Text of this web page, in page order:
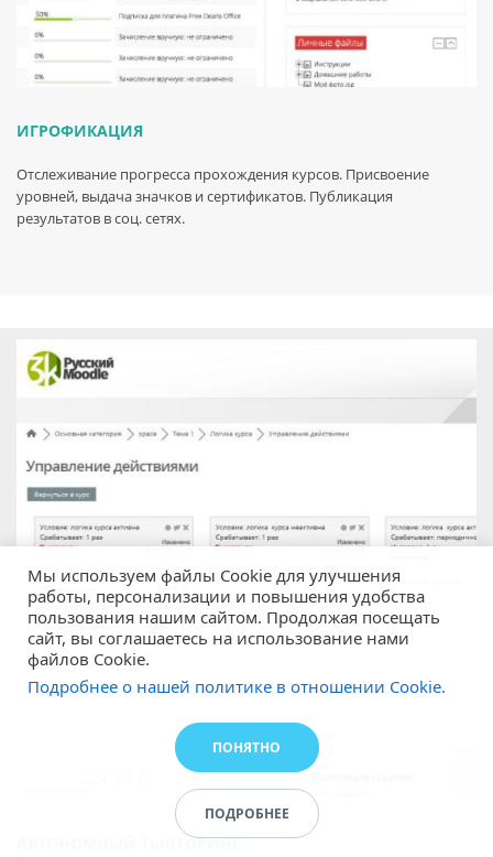
ИГРОФИКАЦИЯ
Отслеживание прогресса прохождения курсов. Присвоение
уровней, выдача значков и сертификатов. Публикация
результатов в соц. сетях.
АВТОНОМНЫЙ ТЬЮТОРИНГ
Мы используем файлы Cookie для улучшения
работы, персонализации и повышения удобства
пользования нашим сайтом. Продолжая посещать
сайт, вы соглашаетесь на использование нами
файлов Cookie.
Подробнее о нашей политике в отношении Cookie.
ПОНЯТНО
ПОДРОБНЕЕ